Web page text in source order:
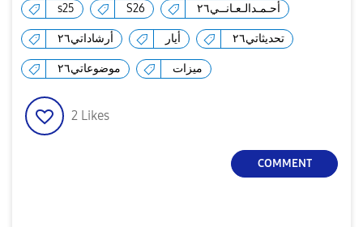
s25 S26 أحـمـدالـعـانــي٢٦
أرشاداتي٢٦ أيار تحديثاتي٢٦
موضوعاتي٢٦ ميزات
2 Likes
COMMENT